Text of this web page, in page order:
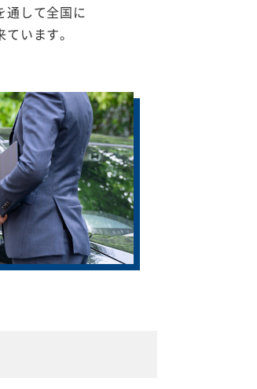
通して全国に
います。